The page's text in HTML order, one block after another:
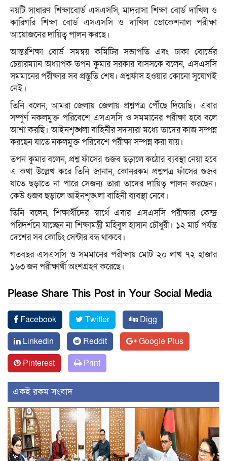
নয়টি সাধারণ শিক্ষাবোর্ড এসএসসি, মাদরাসা শিক্ষা বোর্ড দাখিল ও
কারিগরি শিক্ষা বোর্ড এসএসসি ও দাখিল ভোকেশনাল পরীক্ষা
আয়োজনের দায়িত্ব পালন করছে।
আন্তঃশিক্ষা বোর্ড সমন্বয় কমিটির সভাপতি এবং ঢাকা বোর্ডের
চেয়ারম্যান অধ্যাপক তপন কুমার সরকার বাসসকে বলেন, এসএসসি
সমমানের পরীক্ষার সব প্রস্তুতি শেষ। প্রশ্নফাঁস হওয়ার কোনো সুযোগই
নেই।
তিনি বলেন, আমরা জেলায় জেলায় প্রশ্নপত্র পৌঁছে দিয়েছি। এবার
সম্পূর্ণ নকলমুক্ত পরিবেশে এসএসসি ও সমমানের পরীক্ষা হবে বলে
আশা করছি। আইনশৃঙ্খলা বাহিনীর সদস্যরা মধ্যে তাদের কাজ সম্পন্ন
করছেন যাতে নকলমুক্ত পরিবেশে পরীক্ষা সম্পন্ন করা যায়।
তপন কুমার বলেন, প্রশ্ন ফাঁসের গুজব ছড়ালে কঠোর ব্যবস্থা নেয়া হবে
এ কথা উল্লেখ করে তিনি জানান, কোনরকম প্রশ্নপত্র ফাঁসের গুজব
যাতে ছড়াতে না পারে সেজন্য তারা তাদের দায়িত্ব পালন করছেন।
কেউ গুজব ছড়ালে আইনশৃঙ্খলা বাহিনী ব্যবস্থা নেবে।
তিনি বলেন, শিক্ষার্থীদের স্বার্থে এবার এসএসসি পরীক্ষার কেন্দ্র
পরিদর্শনে যাচ্ছেন না শিক্ষামন্ত্রী মহিবুল হাসান চৌধুরী। ১২ মার্চ পর্যন্ত
দেশের সব কোচিং সেন্টার বন্ধ থাকবে।
গতবছর এসএসসি ও সমমানের পরীক্ষায় মোট ২০ লাখ ৭২ হাজার
১৬৩ জন পরীক্ষার্থী অংশগ্রহণ করেছে।
Please Share This Post in Your Social Media
Facebook Twitter
Digg
Linkedin
Reddit
Google Plus
Pinterest
Print
একই রকম সংবাদ